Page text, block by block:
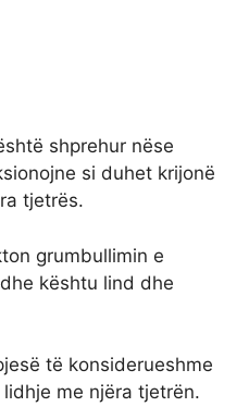
shprehur nëse
si duhet krijonë
tjetrës.
grumbullimin e
kështu lind dhe
të konsiderueshme
me njëra tjetrën.